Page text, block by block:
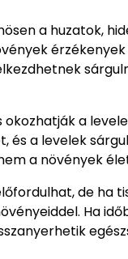
a huzatok,
a
és a levelek
a növények
de ha
Ha